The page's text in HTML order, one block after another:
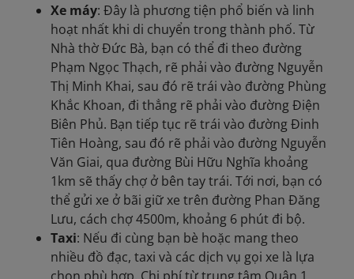
Xe máy: Đây là phương tiện phổ biến và linh
hoạt nhất khi di chuyển trong thành phố. Từ
Nhà thờ Đức Bà, bạn có thể đi theo đường
Phạm Ngọc Thạch, rẽ phải vào đường Nguyễn
Thị Minh Khai, sau đó rẽ trái vào đường Phùng
Khắc Khoan, đi thẳng rẽ phải vào đường Điện
Biên Phủ. Bạn tiếp tục rẽ trái vào đường Đinh
Tiên Hoàng, sau đó rẽ phải vào đường Nguyễn
Văn Giai, qua đường Bùi Hữu Nghĩa khoảng
1km sẽ thấy chợ ở bên tay trái. Tới nơi, bạn có
thể gửi xe ở bãi giữ xe trên đường Phan Đăng
Lưu, cách chợ 4500m, khoảng 6 phút đi bộ.
Taxi: Nếu đi cùng bạn bè hoặc mang theo
nhiều đồ đạc, taxi và các dịch vụ gọi xe là lựa